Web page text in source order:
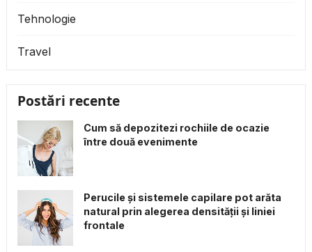
Tehnologie
Travel
Postări recente
Cum să depozitezi rochiile de ocazie
între două evenimente
Perucile și sistemele capilare pot arăta
natural prin alegerea densității și liniei
frontale